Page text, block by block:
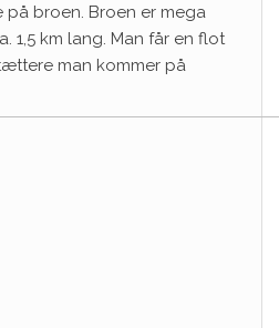
broen. Broen er mega
1,5 km lang. Man får en flot
man kommer på